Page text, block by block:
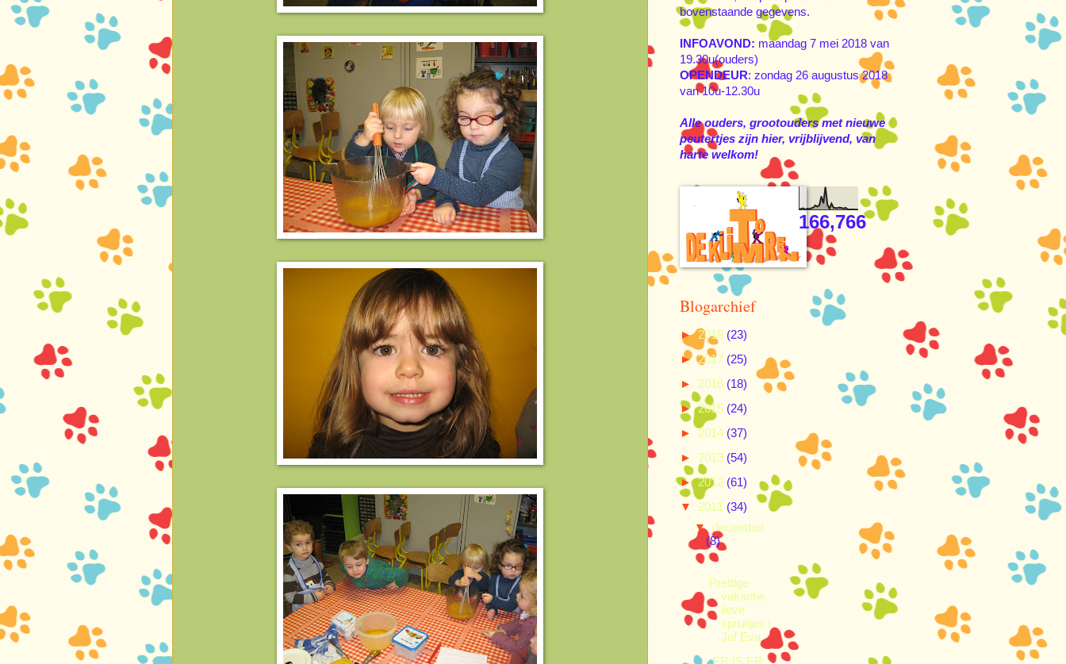
bovenstaande gegevens.
INFOAVOND: maandag 7 mei 2018 van
19.30u(ouders)
OPENDEUR: zondag 26 augustus 2018
van 10u-12.30u
Alle ouders, grootouders met nieuwe
peutertjes zijn hier, vrijblijvend, van
harte welkom!
Blogarchief
►2018 (23)
►2017 (25)
► 2016 (18)
►2015 (24)
► 2014 (37)
► 2013 (54)
►2012 (61)
▼ 2011 (34)
▼ december
(8)
Prettige
vakantie
lieve
spruitjes !
Juf Eva
166,766